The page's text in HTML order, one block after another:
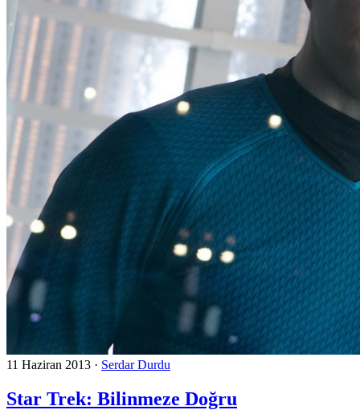
11 Haziran 2013 · Serdar Durdu
Star Trek: Bilinmeze Doğru